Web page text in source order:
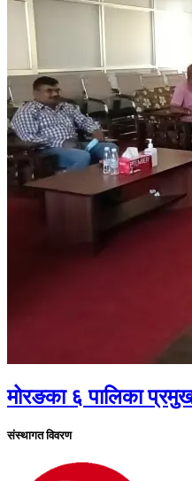
मोरङका ६ पालिका
संस्थागत विवरण